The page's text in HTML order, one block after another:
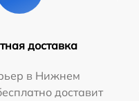
доставка
в Нижнем
доставит